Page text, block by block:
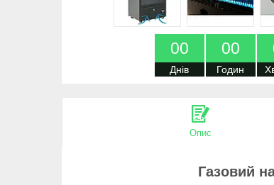
00
Днів
00
Годин
Опис
Газовий